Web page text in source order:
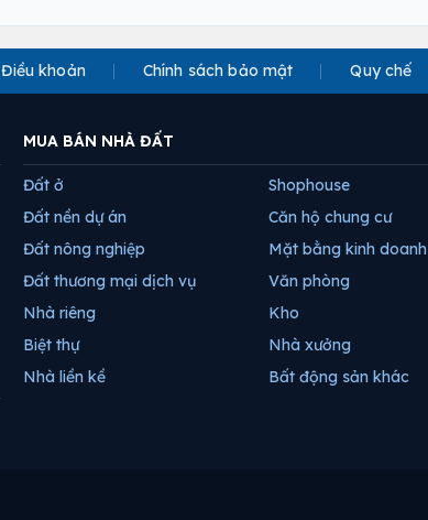
Điều khoản Chính sách bảo mật Quy chế
MUA BÁN NHÀ ĐẤT
Đất ở
Đất nền dự án
Đất nông nghiệp
Đất thương mại dịch vụ
Nhà riêng
Biệt thự
Nhà liền kề
Shophouse
Căn hộ chung cư
Mặt bằng kinh doanh
Văn phòng
Kho
Nhà xưởng
Bất động sản khác